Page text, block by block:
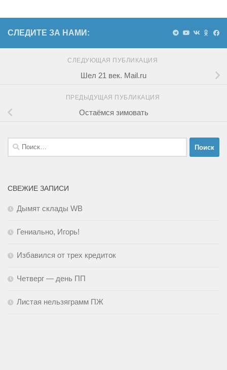
СЛЕДИТЕ ЗА НАМИ:
СЛЕДУЮЩАЯ ПУБЛИКАЦИЯ
Шел 21 век. Mail.ru
ПРЕДЫДУЩАЯ ПУБЛИКАЦИЯ
Остаёмся зимовать
Найти:
СВЕЖИЕ ЗАПИСИ
Дымят склады WB
Гениально, Игорь!
Избавился от трех кредиток
Четверг — день ПП
Листая нельзяграмм ПЖ